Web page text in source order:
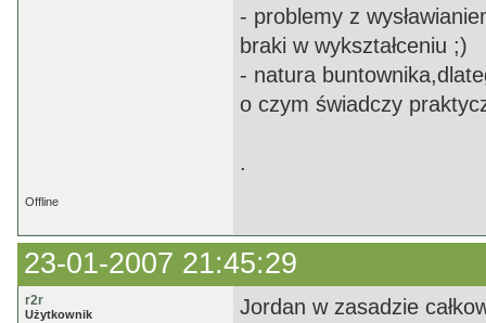
- problemy z
braki w wykształceniu ;)
- natura
o czym świadczy
.
Offline
23-01-2007 21:45:29
r2r
Użytkownik
Jordan w zasadzie